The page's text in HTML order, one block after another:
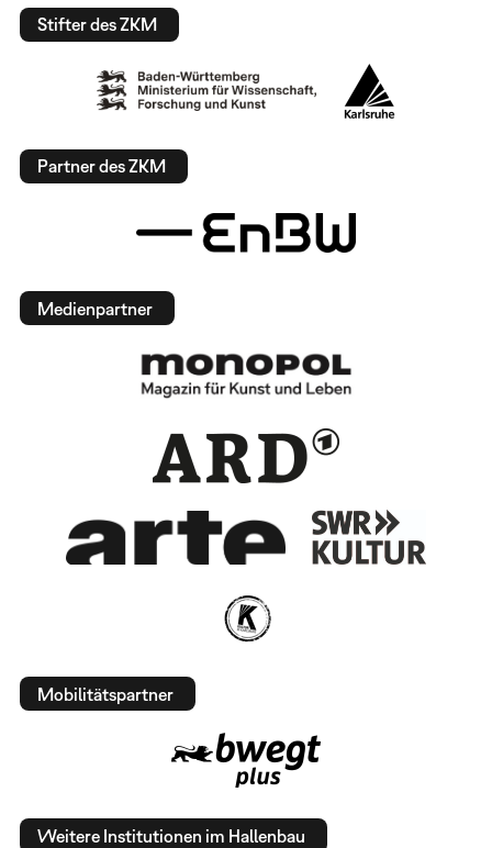
Stifter des ZKM
Partner des ZKM
Medienpartner
Mobilitätspartner
Weitere Institutionen im Hallenbau